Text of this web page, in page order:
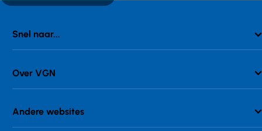
Snel naar...
Over VGN
Andere websites